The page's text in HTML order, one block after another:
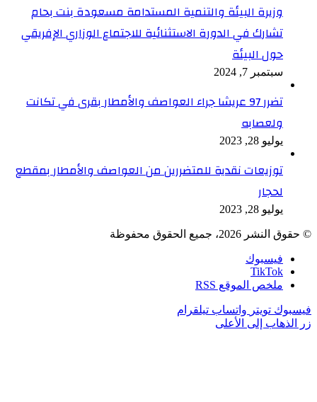
وزيرة البيئة والتنمية المستدامة مسعودة بنت بحام
تشارك في الدورة الاستثنائية للاجتماع الوزاري الإفريقي
حول البيئة
سبتمبر 7, 2024
تضرر 97 عريشا جراء العواصف والأمطار بقرى في تكانت
ولعصابه
يوليو 28, 2023
توزيعات نقدية للمتضررين من العواصف والأمطار بمقطع
لحجار
يوليو 28, 2023
© حقوق النشر 2026، جميع الحقوق محفوظة
فيسبوك
TikTok
ملخص الموقع RSS
فيسبوك تويتر واتساب تيلقرام
زر الذهاب إلى الأعلى